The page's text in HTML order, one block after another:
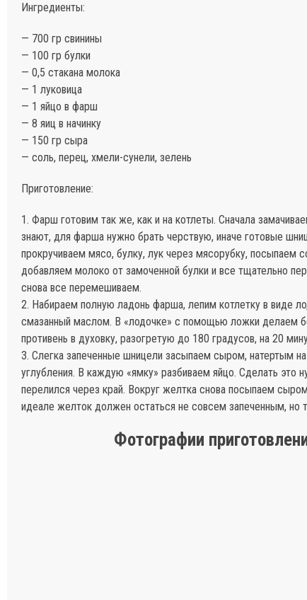
Ингредиенты:
— 700 гр свинины
— 100 гр булки
— 0,5 стакана молока
— 1 луковица
— 1 яйцо в фарш
— 8 яиц в начинку
— 150 гр сыра
— соль, перец, хмели-сунели, зелень
Приготовление:
1. Фарш готовим так же, как и на котлеты. Сначала
знают, для фарша нужно брать черствую, иначе готовые
прокручиваем мясо, булку, лук через мясорубку, посыпаем
добавляем молоко от замоченной булки и все тщательно
снова все перемешиваем.
2. Набираем полную ладонь фарша, лепим котлетку в виде
смазанный маслом. В «лодочке» с помощью ложки делаем
противень в духовку, разогретую до 180 градусов, на 20
3. Слегка запеченные шницели засыпаем сыром, натертым
углубления. В каждую «ямку» разбиваем яйцо. Сделать это
перелился через край. Вокруг желтка снова посыпаем
идеале желток должен остаться не совсем запеченным, но
Фотографии